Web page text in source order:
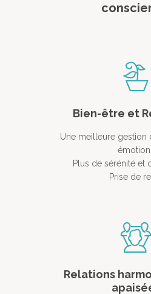
Bien-être et
Une meilleure gestion
Plus de sérénité et
Prise de
Relations